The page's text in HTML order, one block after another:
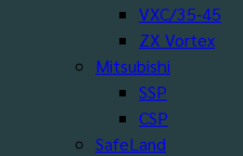
VXC/35-45
ZX Vortex
Mitsubishi
SSP
CSP
SafeLand